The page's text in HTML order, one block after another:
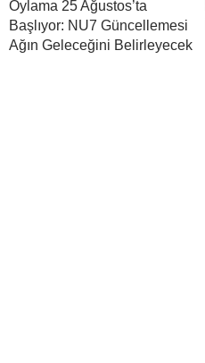
Oylama 25 Ağustos’ta
Başlıyor: NU7 Güncellemesi
Ağın Geleceğini Belirleyecek